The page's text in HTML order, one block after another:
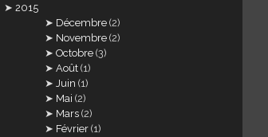
2015
Décembre (2)
Novembre (2)
Octobre (3)
Août (1)
Juin (1)
Mai (2)
Mars (2)
Février (1)